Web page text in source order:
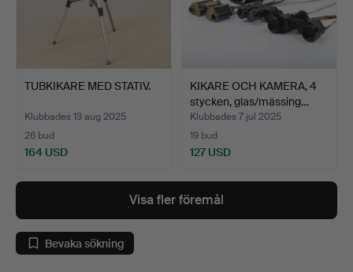
TUBKIKARE MED STATIV.
Klubbades 13 aug 2025
26 bud
164 USD
KIKARE OCH KAMERA, 4
stycken, glas/mässing…
Klubbades 7 jul 2025
19 bud
127 USD
Visa fler föremål
Bevaka sökning